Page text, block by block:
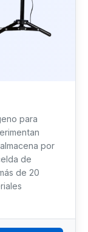
para
por
de
de 20